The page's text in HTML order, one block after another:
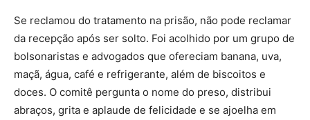
Se reclamou do tratamento na prisão, não pode reclamar
da recepção após ser solto. Foi acolhido por um grupo de
bolsonaristas e advogados que ofereciam banana, uva,
maçã, água, café e refrigerante, além de biscoitos e
doces. O comitê pergunta o nome do preso, distribui
abraços, grita e aplaude de felicidade e se ajoelha em